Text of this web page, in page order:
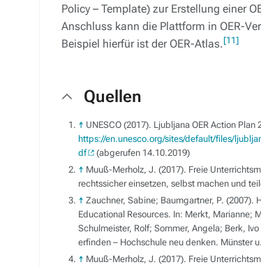
Policy – Template) zur Erstellung einer
Anschluss kann die Plattform in OER-
Beispiel hierfür ist der OER-Atlas.[11]
Quellen
↑ UNESCO (2017). Ljubljana OER Action Plan
https://en.unesco.org/sites/default/files/
df
(abgerufen 14.10.2019)
↑ Muuß-Merholz, J. (2017). Freie
rechtssicher einsetzen, selbst machen und
↑ Zauchner, Sabine; Baumgartner, P. (2007).
Educational Resources. In: Merkt, Marianne;
Schulmeister, Rolf; Sommer, Angela; Berk,
erfinden – Hochschule neu denken. Münster
↑ Muuß-Merholz, J. (2017). Freie